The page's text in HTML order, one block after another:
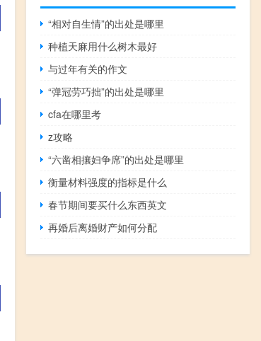
“相对自生情”的出处是哪里
种植天麻用什么树木最好
与过年有关的作文
“弹冠劳巧拙”的出处是哪里
cfa在哪里考
z攻略
“六凿相攘妇争席”的出处是哪里
衡量材料强度的指标是什么
春节期间要买什么东西英文
再婚后离婚财产如何分配